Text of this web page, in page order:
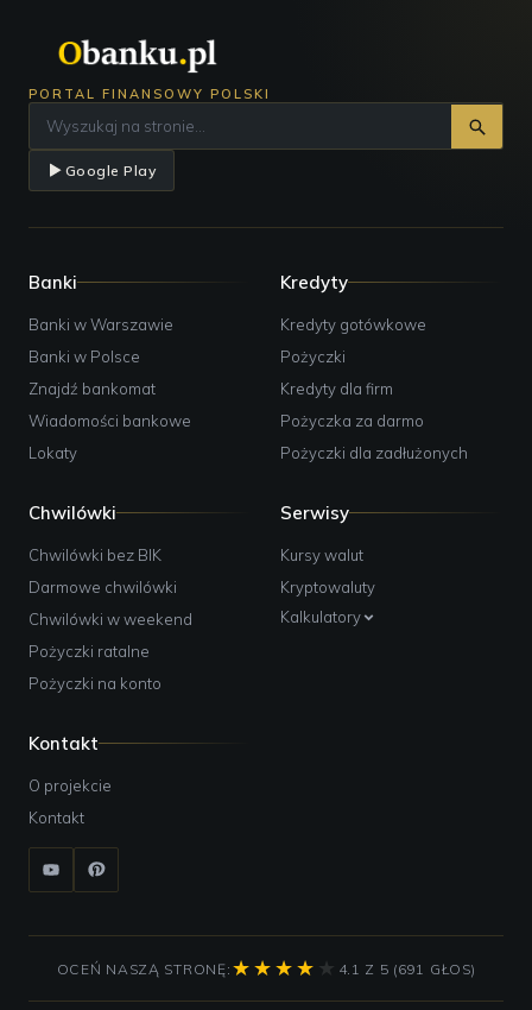
PORTAL FINANSOWY POLSKI
Google Play
Banki
Banki w Warszawie
Banki w Polsce
Znajdź bankomat
Wiadomości bankowe
Lokaty
Kredyty
Kredyty gotówkowe
Pożyczki
Kredyty dla firm
Pożyczka za darmo
Pożyczki dla zadłużonych
Chwilówki
Chwilówki bez BIK
Darmowe chwilówki
Chwilówki w weekend
Pożyczki ratalne
Pożyczki na konto
Serwisy
Kursy walut
Kryptowaluty
Kalkulatory
Kontakt
O projekcie
Kontakt
OCEŃ NASZĄ STRONĘ: 4.1 Z 5 (691 GŁOS)